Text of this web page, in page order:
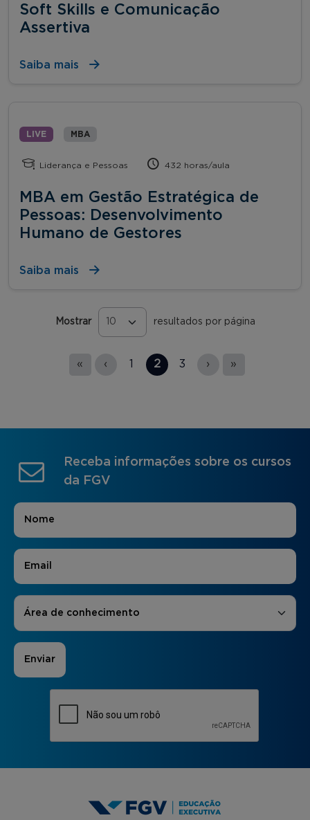
Soft Skills e Comunicação
Assertiva
Saiba mais
LIVE MBA
Liderança e Pessoas 432 horas/aula
MBA em Gestão Estratégica de
Pessoas: Desenvolvimento
Humano de Gestores
Saiba mais
Mostrar resultados por página
« ‹ 1 2 3 › »
Receba informações sobre os cursos
da FGV
Nome
E-mail
Áreas de Interesse
Área de conhecimento